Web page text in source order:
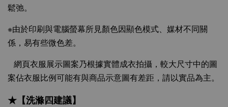
鬆弛。
※由於印刷與電腦螢幕所見顏色因顯色模式、媒材不同關
係，易有些微色差。
網頁衣服展示圖案乃根據實體成衣拍攝，較大尺寸中的圖
案佔衣服比例可能有與商品示意圖有差距，請以實品為主。
★【洗滌四建議】